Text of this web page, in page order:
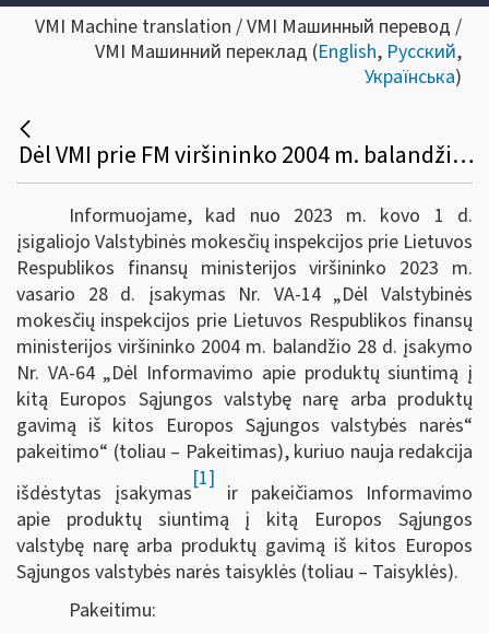
VMI Machine translation / VMI Машинный перевод /
VMI Машинний переклад (English, Русский,
Українська)
Dėl VMI prie FM viršininko 2004 m. balandžio 28 d. įsakymo VA-64 pakeitimo
Informuojame, kad nuo 2023 m. kovo 1 d.
įsigaliojo Valstybinės mokesčių inspekcijos prie Lietuvos
Respublikos finansų ministerijos viršininko 2023 m.
vasario 28 d. įsakymas Nr. VA-14 „Dėl Valstybinės
mokesčių inspekcijos prie Lietuvos Respublikos finansų
ministerijos viršininko 2004 m. balandžio 28 d. įsakymo
Nr. VA-64 „Dėl Informavimo apie produktų siuntimą į
kitą Europos Sąjungos valstybę narę arba produktų
gavimą iš kitos Europos Sąjungos valstybės narės“
pakeitimo“ (toliau – Pakeitimas), kuriuo nauja redakcija
išdėstytas įsakymas
[1]
ir pakeičiamos Informavimo
apie produktų siuntimą į kitą Europos Sąjungos
valstybę narę arba produktų gavimą iš kitos Europos
Sąjungos valstybės narės taisyklės (toliau – Taisyklės).
Pakeitimu: